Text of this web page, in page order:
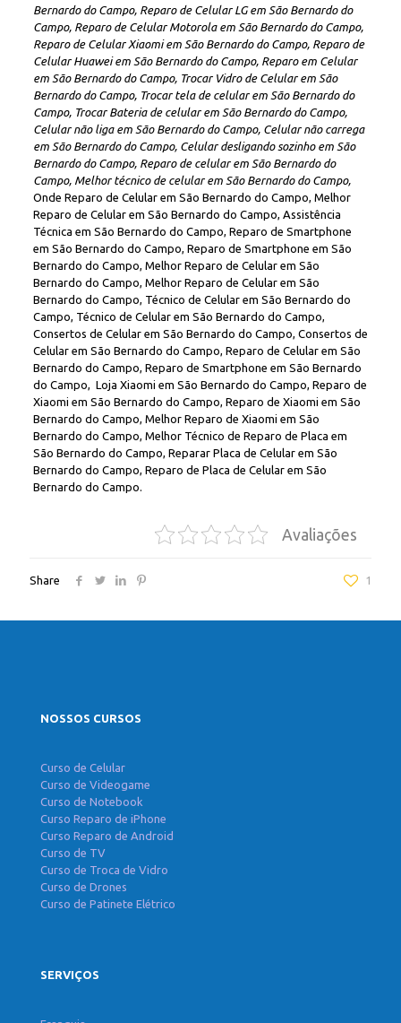
Bernardo do Campo, Reparo de Celular LG em São Bernardo do
Campo, Reparo de Celular Motorola em São Bernardo do Campo,
Reparo de Celular Xiaomi em São Bernardo do Campo, Reparo de
Celular Huawei em São Bernardo do Campo, Reparo em Celular
em São Bernardo do Campo, Trocar Vidro de Celular em São
Bernardo do Campo, Trocar tela de celular em São Bernardo do
Campo, Trocar Bateria de celular em São Bernardo do Campo,
Celular não liga em São Bernardo do Campo, Celular não carrega
em São Bernardo do Campo, Celular desligando sozinho em São
Bernardo do Campo, Reparo de celular em São Bernardo do
Campo, Melhor técnico de celular em São Bernardo do Campo,
Onde Reparo de Celular em São Bernardo do Campo, Melhor
Reparo de Celular em São Bernardo do Campo, Assistência
Técnica em São Bernardo do Campo, Reparo de Smartphone
em São Bernardo do Campo, Reparo de Smartphone em São
Bernardo do Campo, Melhor Reparo de Celular em São
Bernardo do Campo, Melhor Reparo de Celular em São
Bernardo do Campo, Técnico de Celular em São Bernardo do
Campo, Técnico de Celular em São Bernardo do Campo,
Consertos de Celular em São Bernardo do Campo, Consertos de
Celular em São Bernardo do Campo, Reparo de Celular em São
Bernardo do Campo, Reparo de Smartphone em São Bernardo
do Campo, Loja Xiaomi em São Bernardo do Campo, Reparo de
Xiaomi em São Bernardo do Campo, Reparo de Xiaomi em São
Bernardo do Campo, Melhor Reparo de Xiaomi em São
Bernardo do Campo, Melhor Técnico de Reparo de Placa em
São Bernardo do Campo, Reparar Placa de Celular em São
Bernardo do Campo, Reparo de Placa de Celular em São
Bernardo do Campo.
Avaliações
Share 1
NOSSOS CURSOS
Curso de Celular
Curso de Videogame
Curso de Notebook
Curso Reparo de iPhone
Curso Reparo de Android
Curso de TV
Curso de Troca de Vidro
Curso de Drones
Curso de Patinete Elétrico
SERVIÇOS